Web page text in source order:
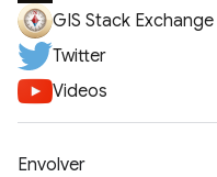
GIS Stack Exchange
Twitter
Videos
Envolver